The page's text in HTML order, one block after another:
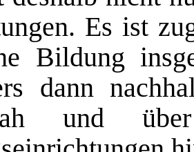
Es ist
Bildung
dann
und